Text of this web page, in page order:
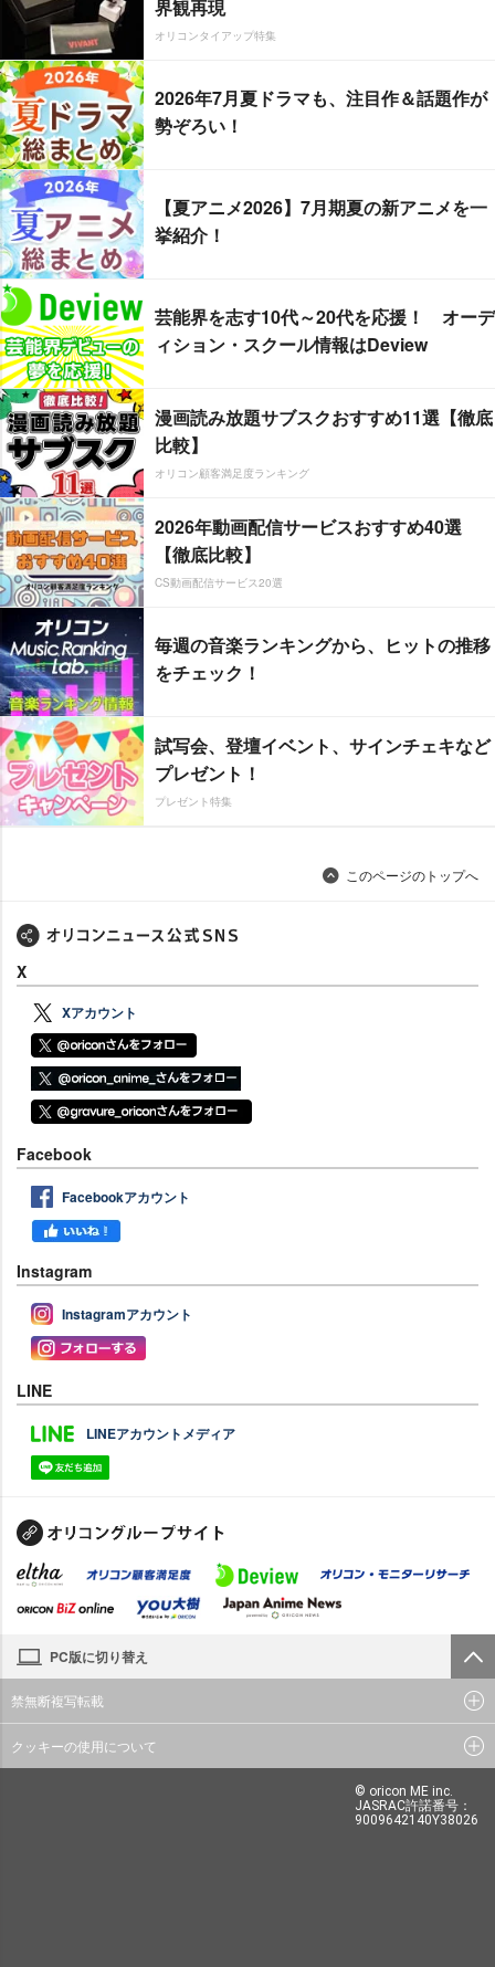
界観再現
オリコンタイアップ特集
2026年7月夏ドラマも、注目作＆話題作が
勢ぞろい！
【夏アニメ2026】7月期夏の新アニメを一
挙紹介！
芸能界を志す10代～20代を応援！ オーデ
ィション・スクール情報はDeview
漫画読み放題サブスクおすすめ11選【徹底
比較】
オリコン顧客満足度ランキング
2026年動画配信サービスおすすめ40選
【徹底比較】
CS動画配信サービス20選
毎週の音楽ランキングから、ヒットの推移
をチェック！
試写会、登壇イベント、サインチェキなど
プレゼント！
プレゼント特集
このページのトップへ
X
Xアカウント
Facebook
Facebookアカウント
Instagram
Instagramアカウント
LINE
LINEアカウントメディア
PC版に切り替え
禁無断複写転載
クッキーの使用について
© oricon ME inc.
JASRAC許諾番号：
9009642140Y38026